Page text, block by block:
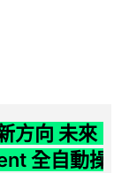
方向 未來
全自動操